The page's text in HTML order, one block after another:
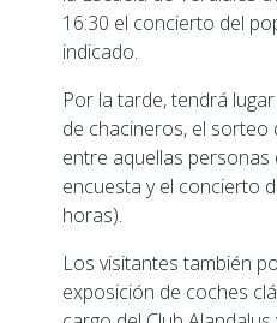
16:30 el concierto del
indicado.
Por la tarde, tendrá
de chacineros, el sorteo
entre aquellas
encuesta y el concierto
horas).
Los visitantes también
exposición de coches